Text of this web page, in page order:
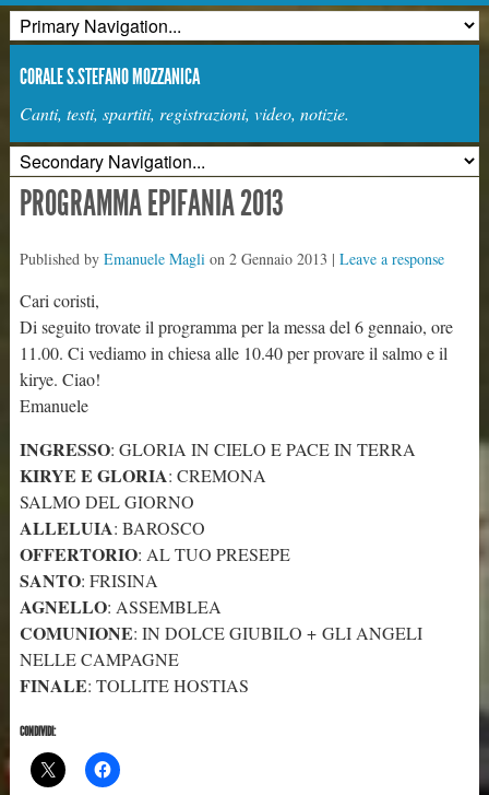
CORALE S.STEFANO MOZZANICA
Canti, testi, spartiti, registrazioni, video, notizie.
PROGRAMMA EPIFANIA 2013
Published by Emanuele Maglion 2 Gennaio 2013 | Leave a response
Cari coristi,
Di seguito trovate il programma per la messa del 6 gennaio, ore
11.00. Ci vediamo in chiesa alle 10.40 per provare il salmo e il
kirye. Ciao!
Emanuele
INGRESSO: GLORIA IN CIELO E PACE IN TERRA
KIRYE E GLORIA: CREMONA
SALMO DEL GIORNO
ALLELUIA: BAROSCO
OFFERTORIO: AL TUO PRESEPE
SANTO: FRISINA
AGNELLO: ASSEMBLEA
COMUNIONE: IN DOLCE GIUBILO + GLI ANGELI
NELLE CAMPAGNE
FINALE: TOLLITE HOSTIAS
CONDIVIDI: